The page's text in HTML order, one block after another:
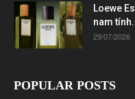
Loewe
nam
29/07/2026
POPULAR POSTS